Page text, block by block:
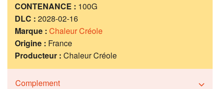
CONTENANCE : 100G
DLC : 2028-02-16
Marque : Chaleur Créole
Origine : France
Producteur : Chaleur Créole
Complement